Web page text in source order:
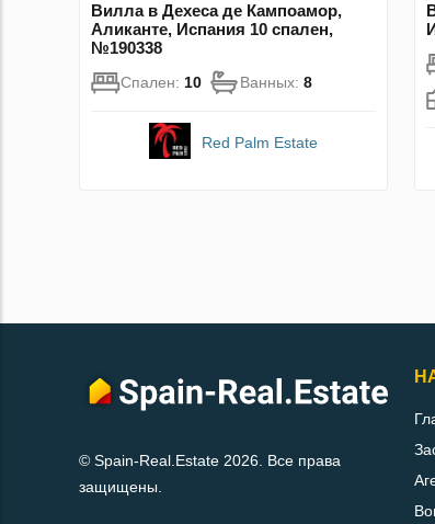
Вилла в Дехеса де Кампоамор,
Аликанте, Испания 10 спален,
№190338
Спален: 10 Ванных: 8
Red Palm Estate
© Spain-Real.Estate 2026. Все права
защищены.